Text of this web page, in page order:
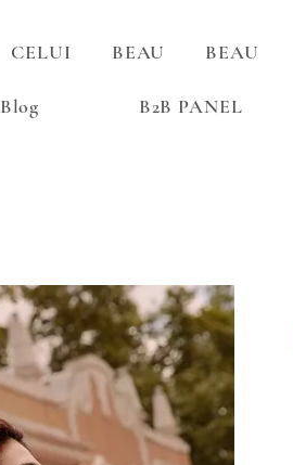
CELUI BEAU BEAU
Blog B2B PANEL